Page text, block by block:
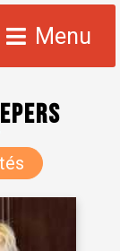
Menu